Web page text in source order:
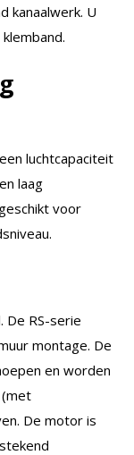
kanaalwerk. U
luchtcapaciteit
laag
voor
De RS-serie
montage. De
en worden
De motor is